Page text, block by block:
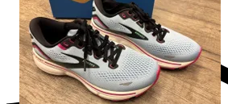
Ersättning om du inte får din vara